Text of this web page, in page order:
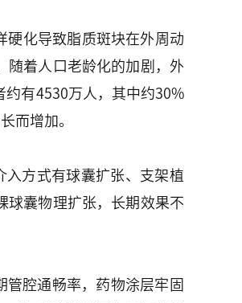
硬化导致脂质斑块在外周动
随着人口老龄化的加剧，外
约有4530万人，其中约30%
而增加。
入方式有球囊扩张、支架植
球囊物理扩张，长期效果不
腔通畅率，药物涂层牢固